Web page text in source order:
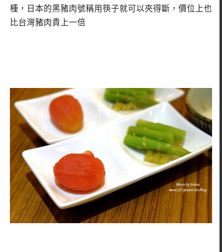
種，日本的黑豬肉號稱用筷子就可以夾得斷，價位上也
比台灣豬肉貴上一倍